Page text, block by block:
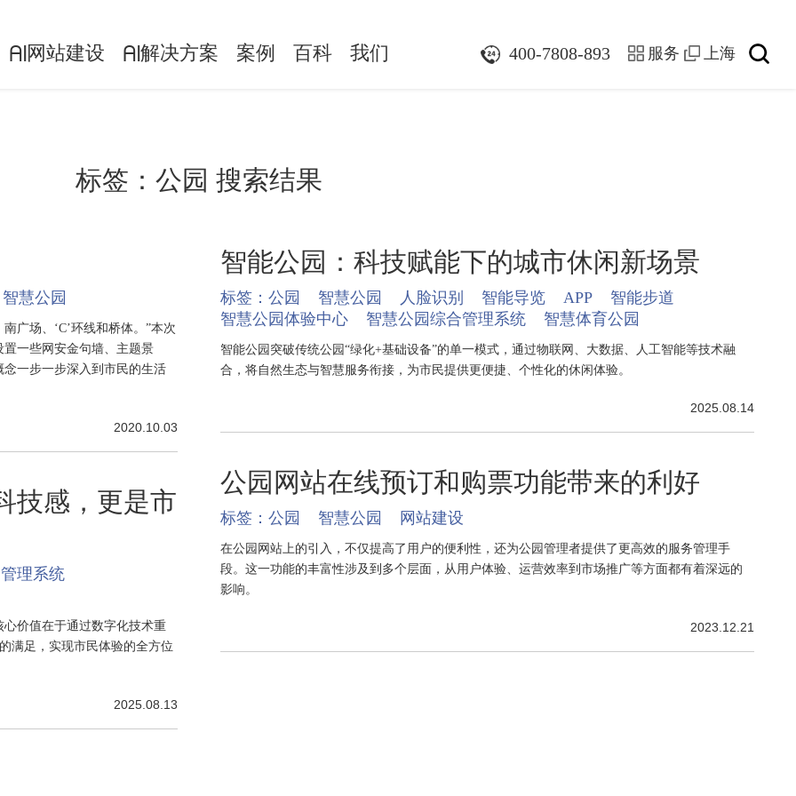
AI 网站建设 AI 解决方案 案例 百科 我们 400-7808-893 服务 上海
标签： 公园 搜索结果
智慧公园
广场、‘C’环线和桥体。”本次
一些网安金句墙、主题景
一步一步深入到市民的生活
2020.10.03
技感，更是市
理系统
价值在于通过数字化技术重
满足，实现市民体验的全方位
2025.08.13
智能公园：科技赋能下的城市休闲新场景
标签： 公园 智慧公园 人脸识别 智能导览 APP
智能步道
智慧公园体验中心
智慧公园综合管理系统 智慧体育公园
智能公园突破传统公园“绿化+基础设备”的单一模式，通过物联网、大数据、人工智能等技术融
合，将自然生态与智慧服务衔接，为市民提供更便捷、个性化的休闲体验。
2025.08.14
公园网站在线预订和购票功能带来的利好
标签： 公园 智慧公园 网站建设
在公园网站上的引入，不仅提高了用户的便利性，还为公园管理者提供了更高效的服务管理手
段。这一功能的丰富性涉及到多个层面，从用户体验、运营效率到市场推广等方面都有着深远的
影响。
2023.12.21